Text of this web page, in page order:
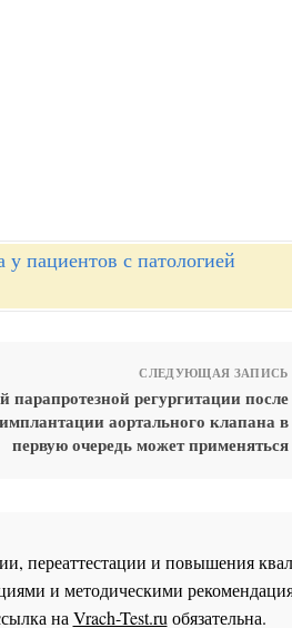
у пациентов с патологией
СЛЕДУЮЩАЯ ЗАПИСЬ
парапротезной регургитации после
аортального клапана в
первую очередь может применяться
переаттестации и повышения
и методическими
наVrach-Test.ruобязательна.